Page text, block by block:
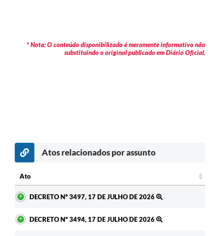
* Nota: O conteúdo disponibilizado é meramente informativo não
substituindo o original publicado em Diário Oficial.
Atos relacionados por assunto
Ato
DECRETO Nº 3497, 17 DE JULHO DE 2026
DECRETO Nº 3494, 17 DE JULHO DE 2026